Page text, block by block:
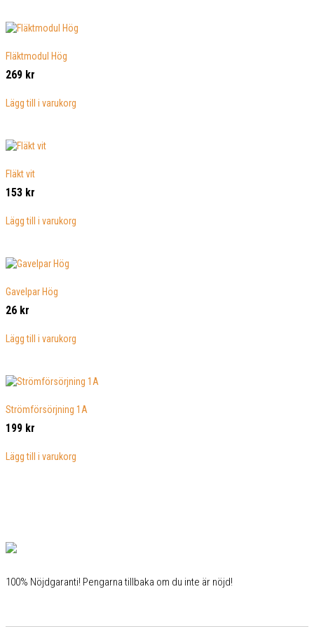
Fläktmodul Hög
269 kr
Lägg till i varukorg
Fläkt vit
153 kr
Lägg till i varukorg
Gavelpar Hög
26 kr
Lägg till i varukorg
Strömförsörjning 1A
199 kr
Lägg till i varukorg
100% Nöjdgaranti! Pengarna tillbaka om du inte är nöjd!